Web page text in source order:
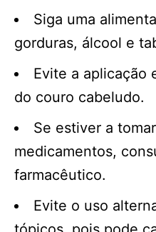
Siga uma
gorduras, álcool e
Evite a aplicação
do couro cabeludo.
Se estiver a
medicamentos,
farmacêutico.
Evite o uso